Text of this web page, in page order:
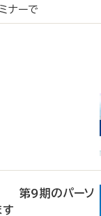
ナーで
第9期のパーソ
す